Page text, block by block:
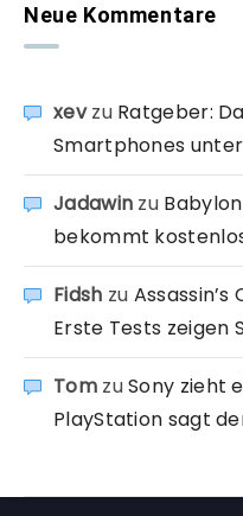
Neue Kommentare
xevzu Ratgeber:
Smartphones
Jadawin zu
bekommt
Fidsh zu
Erste Tests zeigen
TomzuSony zieht
PlayStation sagt